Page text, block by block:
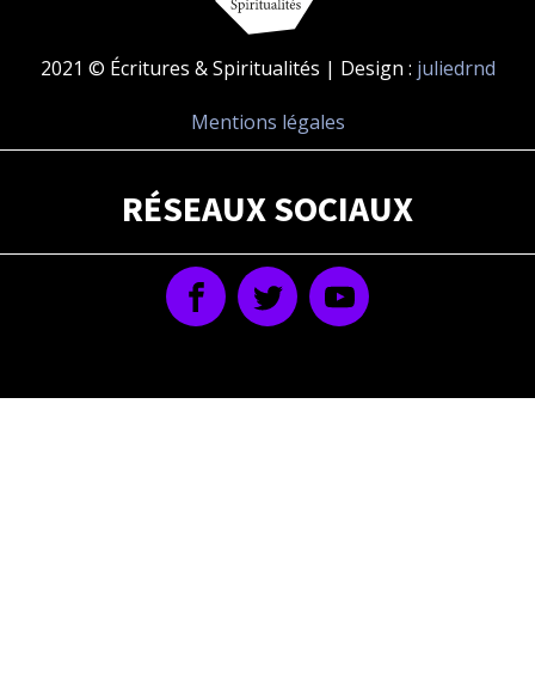
2021 © Écritures & Spiritualités | Design : juliedrnd
Mentions légales
RÉSEAUX SOCIAUX